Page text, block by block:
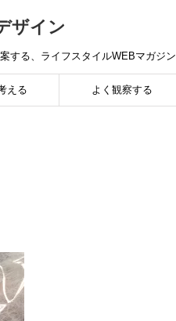
ザイン
する、ライフスタイルWEBマガジン
える よく観察する